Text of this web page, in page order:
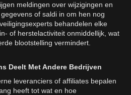
meldingen over wijzigingen en
of saldi in om hen nog
behandelen elke
of herstelactiviteit onmiddellijk, wat
blootstelling vermindert.
Deelt Met Andere Bedrijven
leveranciers of affiliates bepalen
heeft tot wat en hoe